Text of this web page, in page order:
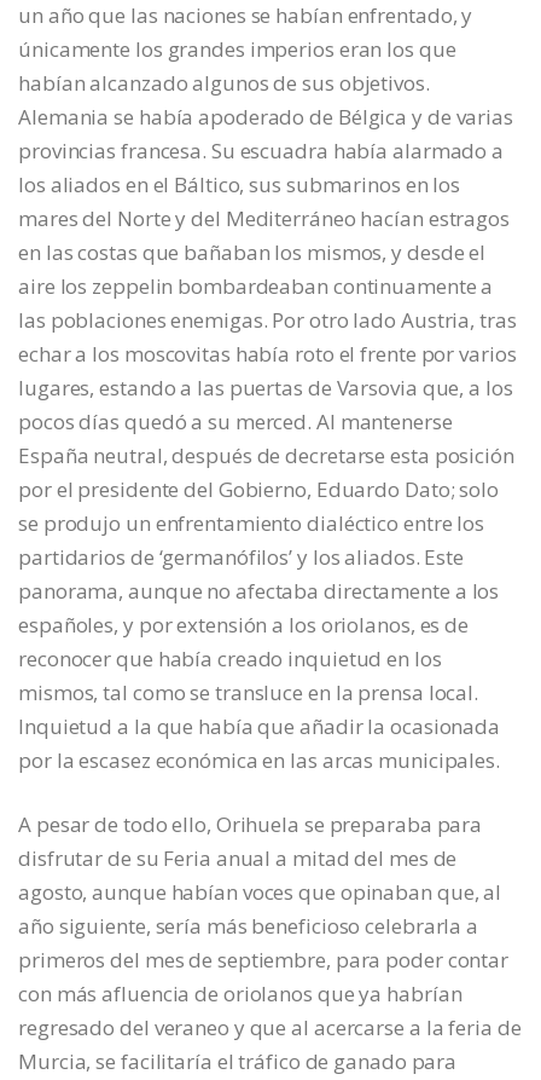
un año que las naciones se habían enfrentado, y
únicamente los grandes imperios eran los que
habían alcanzado algunos de sus objetivos.
Alemania se había apoderado de Bélgica y de varias
provincias francesa. Su escuadra había alarmado a
los aliados en el Báltico, sus submarinos en los
mares del Norte y del Mediterráneo hacían estragos
en las costas que bañaban los mismos, y desde el
aire los zeppelin bombardeaban continuamente a
las poblaciones enemigas. Por otro lado Austria, tras
echar a los moscovitas había roto el frente por varios
lugares, estando a las puertas de Varsovia que, a los
pocos días quedó a su merced. Al mantenerse
España neutral, después de decretarse esta posición
por el presidente del Gobierno, Eduardo Dato; solo
se produjo un enfrentamiento dialéctico entre los
partidarios de ‘germanófilos’ y los aliados. Este
panorama, aunque no afectaba directamente a los
españoles, y por extensión a los oriolanos, es de
reconocer que había creado inquietud en los
mismos, tal como se transluce en la prensa local.
Inquietud a la que había que añadir la ocasionada
por la escasez económica en las arcas municipales.
A pesar de todo ello, Orihuela se preparaba para
disfrutar de su Feria anual a mitad del mes de
agosto, aunque habían voces que opinaban que, al
año siguiente, sería más beneficioso celebrarla a
primeros del mes de septiembre, para poder contar
con más afluencia de oriolanos que ya habrían
regresado del veraneo y que al acercarse a la feria de
Murcia, se facilitaría el tráfico de ganado para